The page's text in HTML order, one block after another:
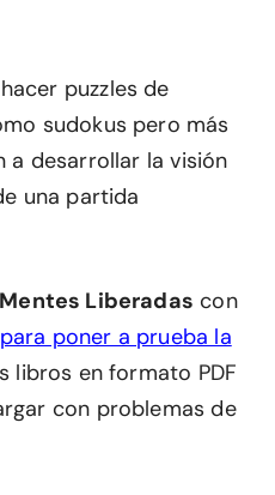
puzzles de
sudokus pero más
a desarrollar la visión
una partida
Mentes Liberadas con
poner a prueba la
libros en formato PDF
con problemas de